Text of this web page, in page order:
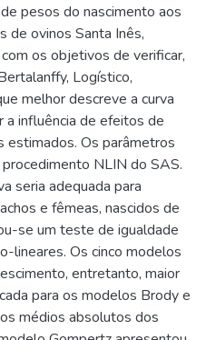
pesos do nascimento aos
de ovinos Santa Inês,
os objetivos de verificar,
Logístico,
melhor descreve a curva
a influência de efeitos de
estimados. Os parâmetros
NLIN do SAS.
seria adequada para
e fêmeas, nascidos de
se um teste de igualdade
lineares. Os cinco modelos
entretanto, maior
para os modelos Brody e
médios absolutos dos